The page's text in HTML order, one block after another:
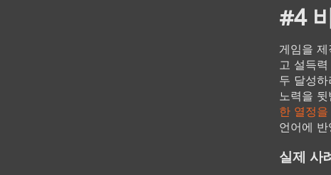
#4
게임을
고 설득
두 달성
노력을
한 열정
언어에
실제 사